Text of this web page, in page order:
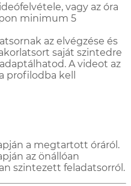
vagy az óra
minimum 5
az elvégzése és
saját szintedre
A videot az
profilodba kell
a megtartott óráról.
az önállóan
szintezett feladatsorról.